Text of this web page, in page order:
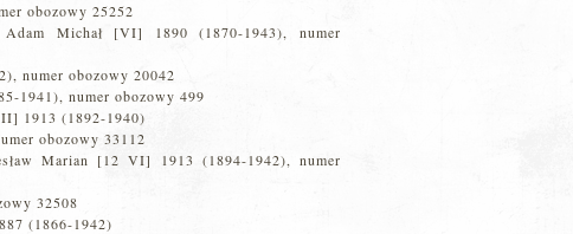
obozowy 25252
Adam Michał [VI] 1890 (1870-1943), numer
numer obozowy 20042
1941), numer obozowy 499
1913 (1892-1940)
obozowy 33112
Marian [12 VI] 1913 (1894-1942), numer
32508
(1866-1942)